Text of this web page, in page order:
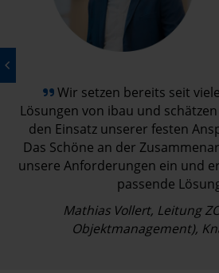
Wir setzen bereits seit
Lösungen von ibau und
den Einsatz unserer festen
Das Schöne an der
unsere Anforderungen ein und
passende
Mathias Vollert, Leitung
Objektmanagement),